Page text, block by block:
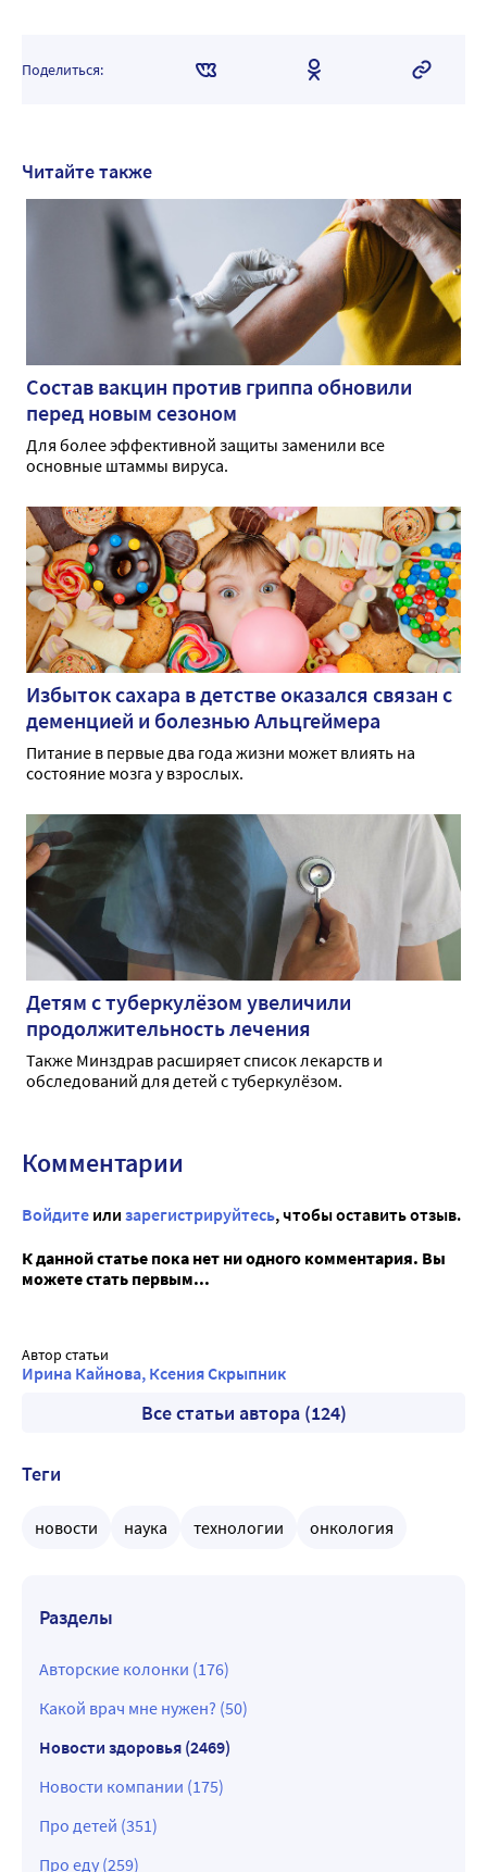
Поделиться:
Читайте также
Состав вакцин против гриппа обновили
перед новым сезоном
Для более эффективной защиты заменили все
основные штаммы вируса.
Избыток сахара в детстве оказался связан с
деменцией и болезнью Альцгеймера
Питание в первые два года жизни может влиять на
состояние мозга у взрослых.
Детям с туберкулёзом увеличили
продолжительность лечения
Также Минздрав расширяет список лекарств и
обследований для детей с туберкулёзом.
Комментарии
Войдите или зарегистрируйтесь, чтобы оставить отзыв.
К данной статье пока нет ни одного комментария. Вы
можете стать первым...
Автор статьи
Ирина Кайнова, Ксения Скрыпник
Все статьи автора (124)
Теги
новости наука технологии онкология
Разделы
Авторские колонки (176)
Какой врач мне нужен? (50)
Новости здоровья (2469)
Новости компании (175)
Про детей (351)
Про еду (259)